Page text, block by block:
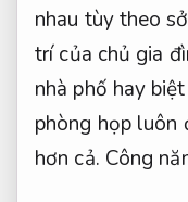
nhau tùy theo
trí của chủ gia
nhà phố hay
phòng họp luôn
hơn cả. Công